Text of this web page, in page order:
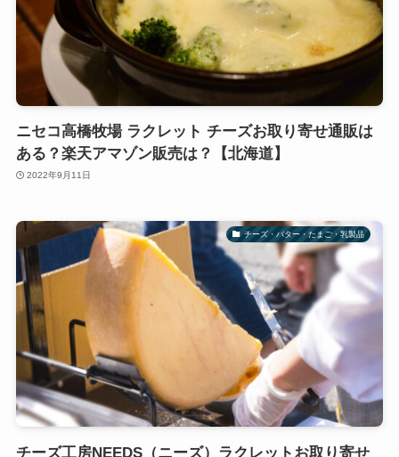
ニセコ高橋牧場 ラクレット チーズお取り寄せ通販は
ある？楽天アマゾン販売は？【北海道】
2022年9月11日
チーズ・バター・たまご・乳製品
チーズ工房NEEDS（ニーズ）ラクレットお取り寄せ